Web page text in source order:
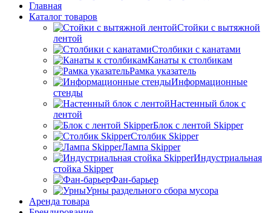
Главная
Каталог товаров
Стойки с вытяжной
лентой
Столбики с канатами
Канаты к столбикам
Рамка указатель
Информационные
стенды
Настенный блок с
лентой
Блок с лентой Skipper
Столбик Skipper
Лампа Skipper
Индустриальная
стойка Skipper
Фан-барьер
Урны раздельного сбора мусора
Аренда товара